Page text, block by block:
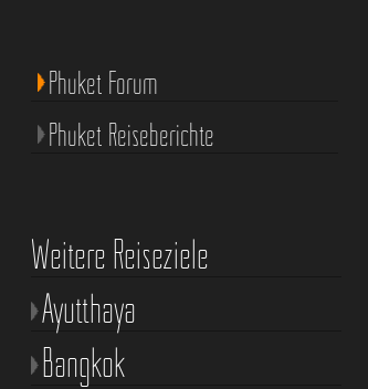
Phuket Forum
Phuket Reiseberichte
Weitere Reiseziele
Ayutthaya
Bangkok